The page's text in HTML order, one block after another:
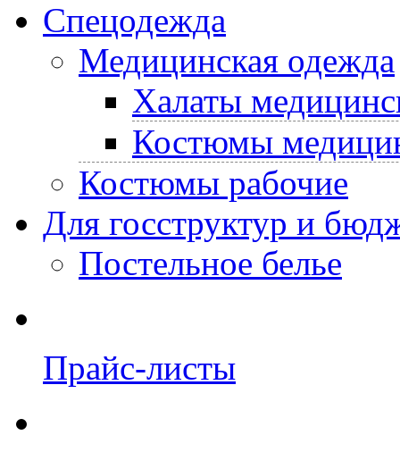
Спецодежда
Медицинская одежда
Халаты
Костюмы
Костюмы рабочие
Для госструктур и
Постельное белье
Прайс-листы